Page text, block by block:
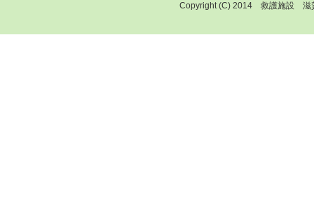
Copyright (C) 2014 救護施設 滋